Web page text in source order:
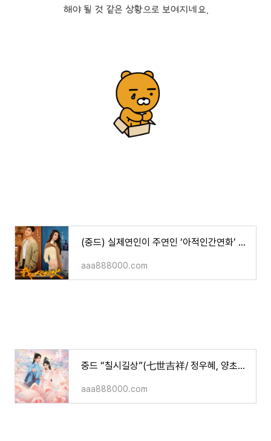
해야 될 것 같은 상황으로 보여지네요.
(중드) 실제연인이 주연인 ‘아적인간연화’ (我的人间烟火/양양, 왕초연 주연/ 등장인물/ 줄거
aaa888000.com
중드 “칠시길상”(七世吉祥/ 정우혜, 양초월 주연/ 등장인물/ 줄거리 등)
aaa888000.com